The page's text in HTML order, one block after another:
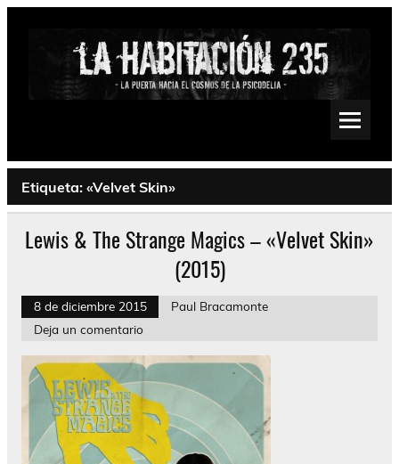
Saltar
Psychedelic, Stoner, Doom, Sludge, Fuzz, Space, Drone
Etiqueta: «Velvet Skin»
Lewis & The Strange Magics – «Velvet Skin»
(2015)
8 de diciembre 2015
Paul Bracamonte
Deja un comentario